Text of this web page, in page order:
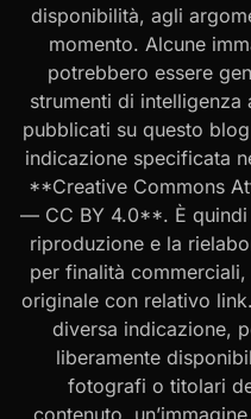
disponibilità, agli
momento. Alcune
potrebbero essere
strumenti di
pubblicati su questo
indicazione specificata
**Creative Commons
— CC BY 4.0**. È quindi
riproduzione e la
per finalità
originale con relativo
diversa indicazione,
liberamente
fotografi o titolari
contenuto,